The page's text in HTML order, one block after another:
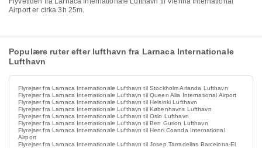
Airport er cirka 3h 25m.
Populære ruter efter lufthavn fra Larnaca Internationale
Lufthavn
Flyrejser fra Larnaca Internationale Lufthavn til Stockholm Arlanda Lufthavn
Flyrejser fra Larnaca Internationale Lufthavn til Queen Alia International Airport
Flyrejser fra Larnaca Internationale Lufthavn til Helsinki Lufthavn
Flyrejser fra Larnaca Internationale Lufthavn til Københavns Lufthavn
Flyrejser fra Larnaca Internationale Lufthavn til Oslo Lufthavn
Flyrejser fra Larnaca Internationale Lufthavn til Ben Gurion Lufthavn
Flyrejser fra Larnaca Internationale Lufthavn til Henri Coanda International
Airport
Flyrejser fra Larnaca Internationale Lufthavn til Josep Tarradellas Barcelona-El